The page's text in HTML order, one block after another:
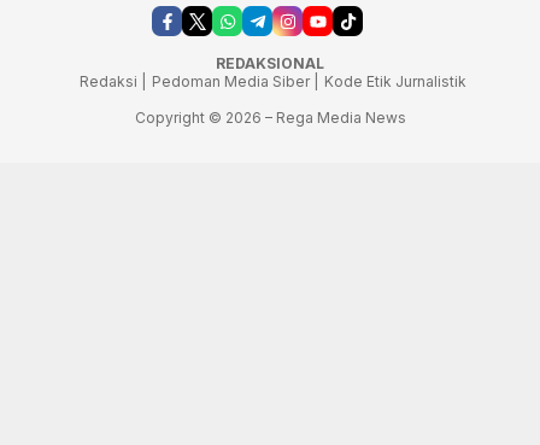
REDAKSIONAL
Redaksi |
Pedoman Media Siber |
Kode Etik Jurnalistik
Copyright © 2026 – Rega Media News